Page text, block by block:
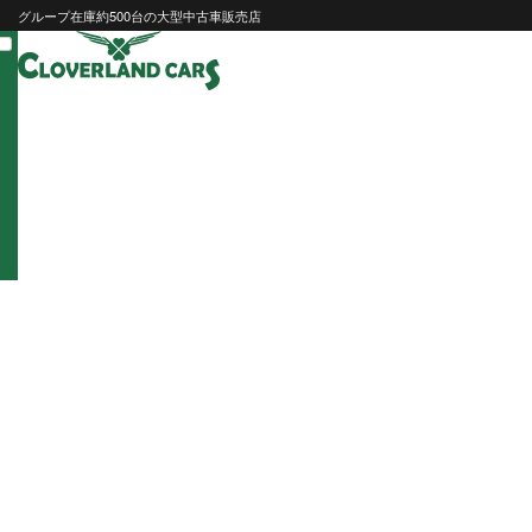
Skip
to
content
グループ在庫約500台の大型中古車販売店